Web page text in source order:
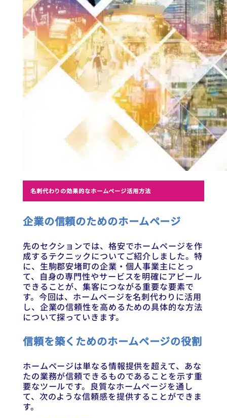
名刺代わりの効果的なホームページ活用方法
企業の信頼のためのホームページ
先のセクションでは、格安でホームページを作
成するテクニックについてご紹介しました。特
に、生駒郡安堵町の企業・個人事業主にとっ
て、自身の専門性やサービスを明確にアピール
できることが、集客につながる重要な要素で
す。今回は、ホームページを名刺代わりに活用
し、企業の信頼性を高めるための具体的な方法
について探っていきます。
信頼を築くためのホームページの役割
ホームページは単なる情報提供を超えて、あな
たの業務が信頼できるものであることを示す重
要なツールです。良質なホームページを通し
て、次のような信頼感を提供することができま
す。